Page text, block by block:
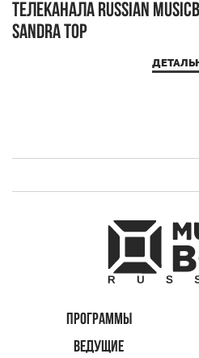
телеканала RUSSIAN
Sandra Top
ПРОГРАММЫ
ВЕДУЩИЕ